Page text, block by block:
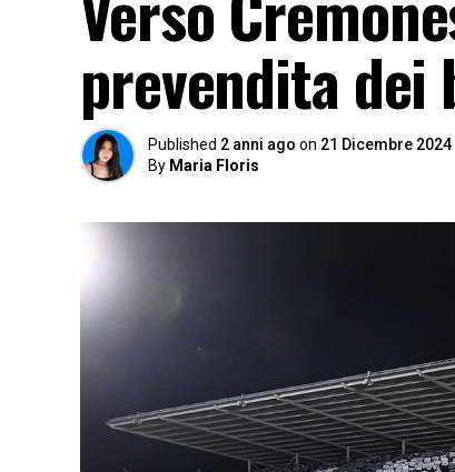
prevendita
Published 2 anni ago on 21 Dicembre 2024
By Maria Floris